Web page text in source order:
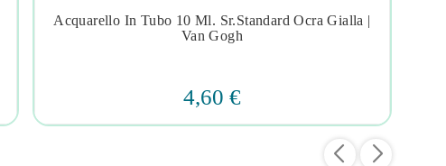
 
Acquarello In Tubo 10 Ml. Sr.standard Ocra Gialla |
Van Gogh
4,60 €